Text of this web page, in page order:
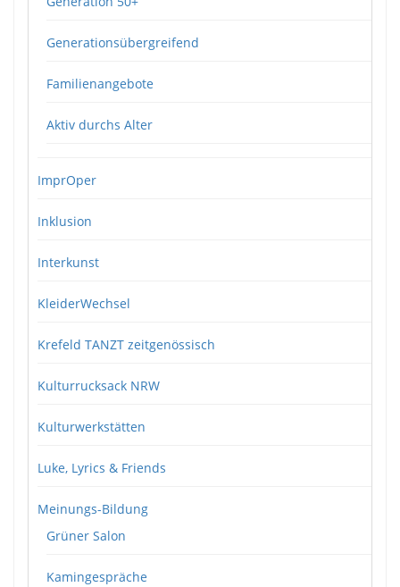
Generationsübergreifend
Familienangebote
Aktiv durchs Alter
ImprOper
Inklusion
Interkunst
KleiderWechsel
Krefeld TANZT zeitgenössisch
Kulturrucksack NRW
Kulturwerkstätten
Luke, Lyrics & Friends
Meinungs-Bildung
Grüner Salon
Kamingespräche